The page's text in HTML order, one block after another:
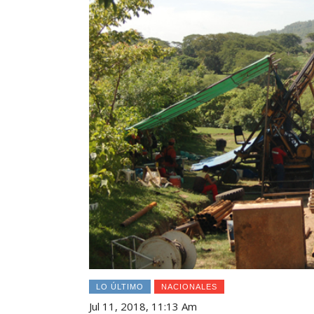
LO ÚLTIMO NACIONALES
Jul 11, 2018, 11:13 Am